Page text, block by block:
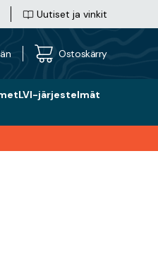
Uutiset ja vinkit
Ostoskärry
LVI-järjestelmät